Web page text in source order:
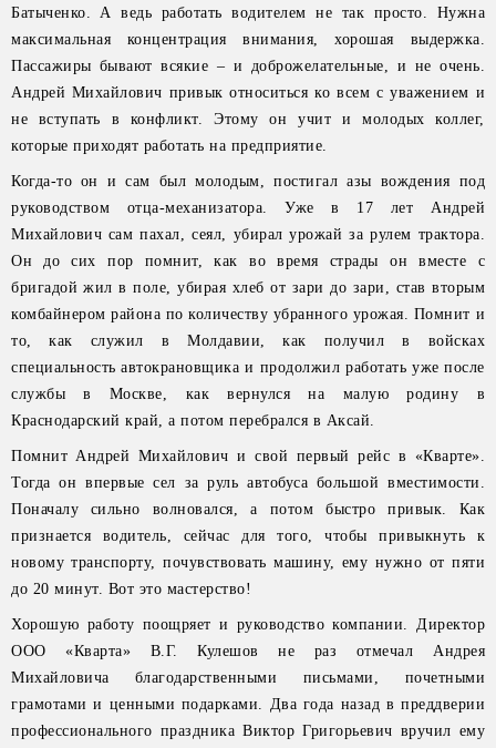
Батыченко. А ведь работать водителем не так просто. Нужна
максимальная концентрация внимания, хорошая выдержка.
Пассажиры бывают всякие – и доброжелательные, и не очень.
Андрей Михайлович привык относиться ко всем с уважением и
не вступать в конфликт. Этому он учит и молодых коллег,
которые приходят работать на предприятие.
Когда-то он и сам был молодым, постигал азы вождения под
руководством отца-механизатора. Уже в 17 лет Андрей
Михайлович сам пахал, сеял, убирал урожай за рулем трактора.
Он до сих пор помнит, как во время страды он вместе с
бригадой жил в поле, убирая хлеб от зари до зари, став вторым
комбайнером района по количеству убранного урожая. Помнит и
то, как служил в Молдавии, как получил в войсках
специальность автокрановщика и продолжил работать уже после
службы в Москве, как вернулся на малую родину в
Краснодарский край, а потом перебрался в Аксай.
Помнит Андрей Михайлович и свой первый рейс в «Кварте».
Тогда он впервые сел за руль автобуса большой вместимости.
Поначалу сильно волновался, а потом быстро привык. Как
признается водитель, сейчас для того, чтобы привыкнуть к
новому транспорту, почувствовать машину, ему нужно от пяти
до 20 минут. Вот это мастерство!
Хорошую работу поощряет и руководство компании. Директор
ООО «Кварта» В.Г. Кулешов не раз отмечал Андрея
Михайловича благодарственными письмами, почетными
грамотами и ценными подарками. Два года назад в преддверии
профессионального праздника Виктор Григорьевич вручил ему